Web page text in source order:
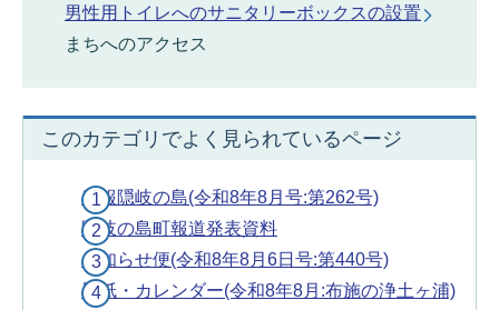
男性用トイレへのサニタリーボックスの設置
まちへのアクセス
このカテゴリでよく見られているページ
広報隠岐の島(令和8年8月号:第262号)
隠岐の島町報道発表資料
お知らせ便(令和8年8月6日号:第440号)
壁紙・カレンダー(令和8年8月:布施の浄土ヶ浦)